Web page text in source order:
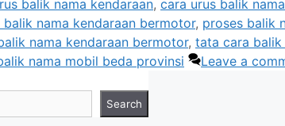
balik nama kendaraan, cara urus balik
nama kendaraan bermotor, proses balik
nama kendaraan bermotor, tata cara balik
nama mobil beda provinsi
Leave a
Search